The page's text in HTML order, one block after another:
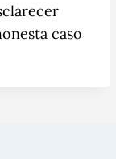
caso